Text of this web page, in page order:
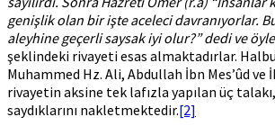
genişlik olan bir işte aceleci davranıyorlar.
aleyhine geçerli saysak iyi olur?” dedi ve
şeklindeki rivayeti esas almaktadırlar.
Muhammed Hz. Ali, Abdullah İbn Mes’ûd ve
rivayetin aksine tek lafızla yapılan üç
saydıklarını nakletmektedir.[2]